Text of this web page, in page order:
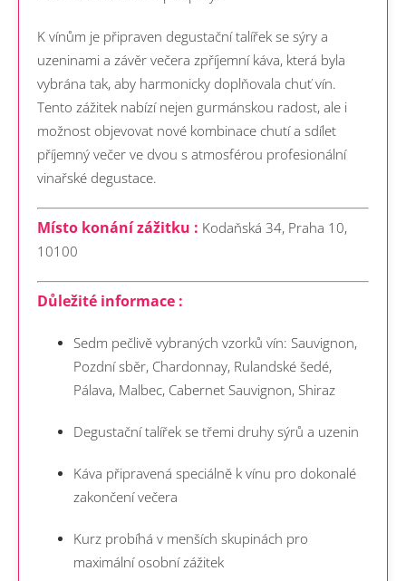
K vínům je připraven degustační talířek se sýry a
uzeninami a závěr večera zpříjemní káva, která byla
vybrána tak, aby harmonicky doplňovala chuť vín.
Tento zážitek nabízí nejen gurmánskou radost, ale i
možnost objevovat nové kombinace chutí a sdílet
příjemný večer ve dvou s atmosférou profesionální
vinařské degustace.
Místo konání zážitku : Kodaňská 34, Praha 10,
10100
Důležité informace :
Sedm pečlivě vybraných vzorků vín: Sauvignon,
Pozdní sběr, Chardonnay, Rulandské šedé,
Pálava, Malbec, Cabernet Sauvignon, Shiraz
Degustační talířek se třemi druhy sýrů a uzenin
Káva připravená speciálně k vínu pro dokonalé
zakončení večera
Kurz probíhá v menších skupinách pro
maximální osobní zážitek